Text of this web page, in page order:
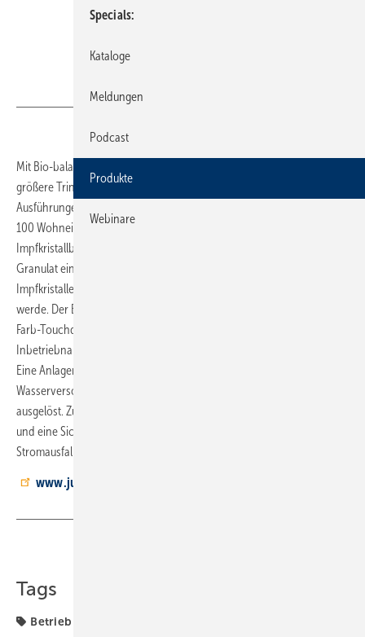
Mit Bio-balance bietet Judo umweltschonenden Kalkschutz für
größere Trinkwasser-Installationen. Die Reihe umfasst vier
Ausführungen mit unterschiedlichem Nenndurchfluss für 30 bis
100 Wohneinheiten. Die Anlagen arbeiten nach dem Prinzip der
Impfkristallbildung. Dafür setzt der Hersteller ein selbst entwickeltes
Granulat ein, welches sich besonders gut für die Bildung von
Impfkristallen eigne und in einem optimierten Verfahren aufbereitet
werde. Der Betrieb der Anlage erfolgt vollautomatisch. Ein 4,3" großes
Farb-Touchdisplay visualisiert Anlagenzustände, führt durch die
Inbetriebnahme und dient als Betriebs-, Funktions- und Störanzeige.
Eine Anlagendesinfektion mit integriertem Bypass zur Sicherung der
Wasserversorgung wird nach 72 Stunden Betrieb automatisch
ausgelöst. Zudem verfügt die Anlage über einen Rückflussverhinderer
und eine Sicherheitsschaltung bei Wiederanlauf nach einem
Stromausfall.
www.judo.eu
Tags
Betrieb
Specials
Kataloge
Meldungen
Podcast
Produkte
Webinare